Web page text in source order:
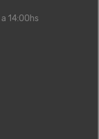
14:00hs